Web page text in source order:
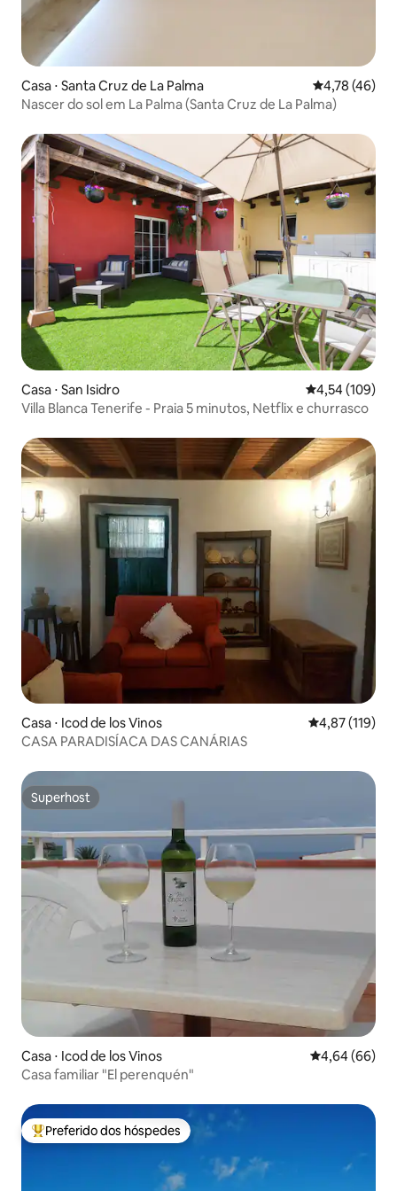
Casa ⋅ Santa Cruz de La Palma 4,78 de uma
4,78 (46)
Nascer do sol em La Palma (Santa Cruz de La Palma)
Casa ⋅ San Isidro 4,54 de uma
4,54 (109)
Villa Blanca Tenerife - Praia 5 minutos, Netflix e churrasco
Casa ⋅ Icod de los Vinos 4,87 de uma
4,87 (119)
CASA PARADISÍACA DAS CANÁRIAS
Superhost
Superhost
Casa ⋅ Icod de los Vinos 4,64 de uma
4,64 (66)
Casa familiar "El perenquén"
Entre os melhores preferidos dos hóspedes
Preferido dos hóspedes